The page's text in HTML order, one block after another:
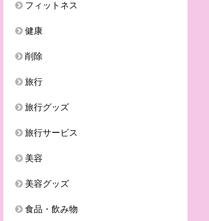
フィットネス
健康
削除
旅行
旅行グッズ
旅行サービス
美容
美容グッズ
食品・飲み物